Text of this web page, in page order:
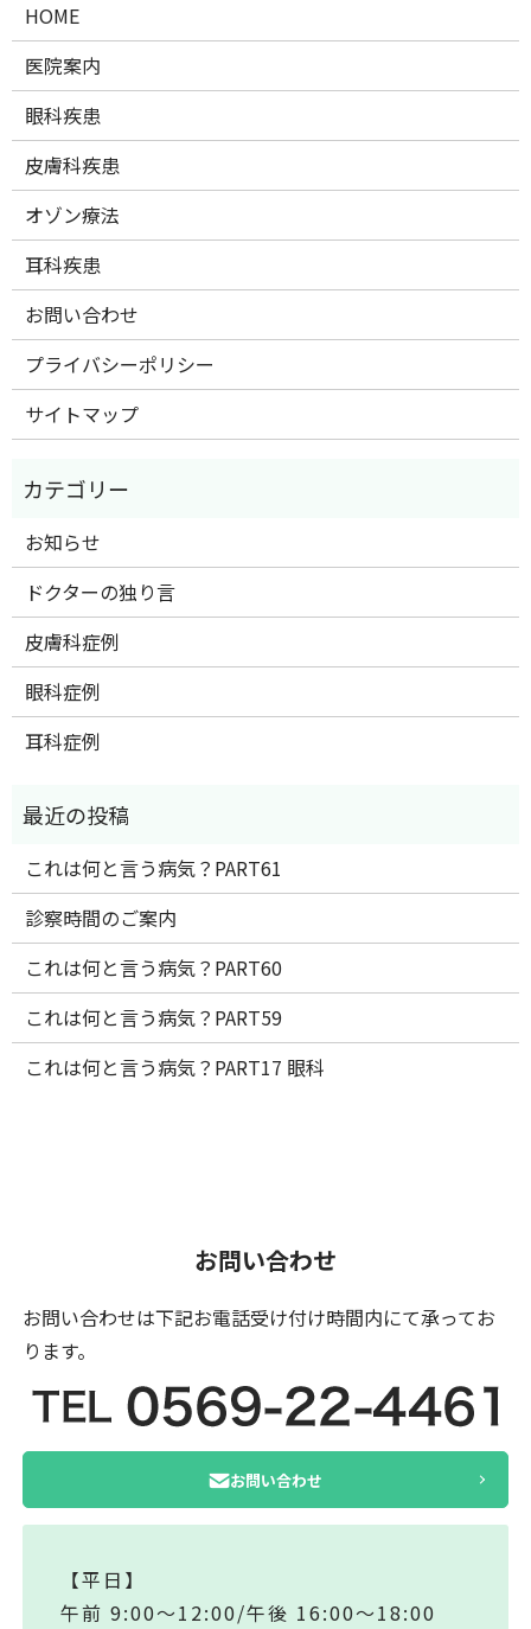
HOME
医院案内
眼科疾患
皮膚科疾患
オゾン療法
耳科疾患
お問い合わせ
プライバシーポリシー
サイトマップ
お知らせ
ドクターの独り言
皮膚科症例
眼科症例
耳科症例
これは何と言う病気？PART61
診察時間のご案内
これは何と言う病気？PART60
これは何と言う病気？PART59
これは何と言う病気？PART17 眼科
お問い合わせ
お問い合わせは下記お電話受け付け時間内にて承ってお
ります。
お問い合わせ
【平日】
午前 9:00～12:00/午後 16:00～18:00